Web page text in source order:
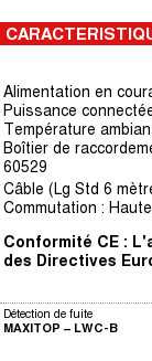
Alimentation en
Puissance
Température
Boîtier de
60529
Câble (Lg Std 6
Commutation :
Conformité CE :
des Directives
Détection de fuite
MAXITOP – LWC-B